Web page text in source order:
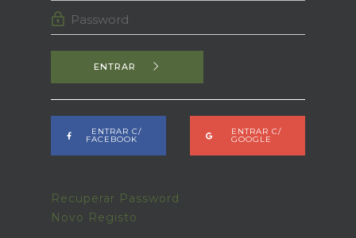
ENTRAR
ENTRAR C/
FACEBOOK
ENTRAR C/
GOOGLE
Recuperar Password
Novo Registo